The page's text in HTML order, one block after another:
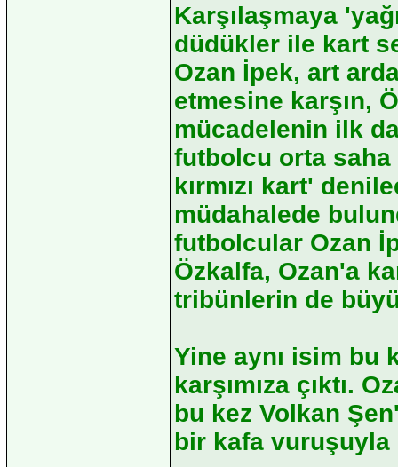
Karşılaşmaya
düdükler ile kart
Ozan İpek, art
etmesine karşın,
mücadelenin ilk
futbolcu orta
kırmızı kart'
müdahalede
futbolcular Ozan
Özkalfa, Ozan'a
tribünlerin de
Yine aynı isim bu
karşımıza çıktı.
bu kez Volkan
bir kafa vuruşuyla